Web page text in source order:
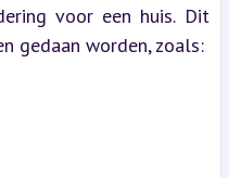
voor een huis. Dit
gedaan worden, zoals: